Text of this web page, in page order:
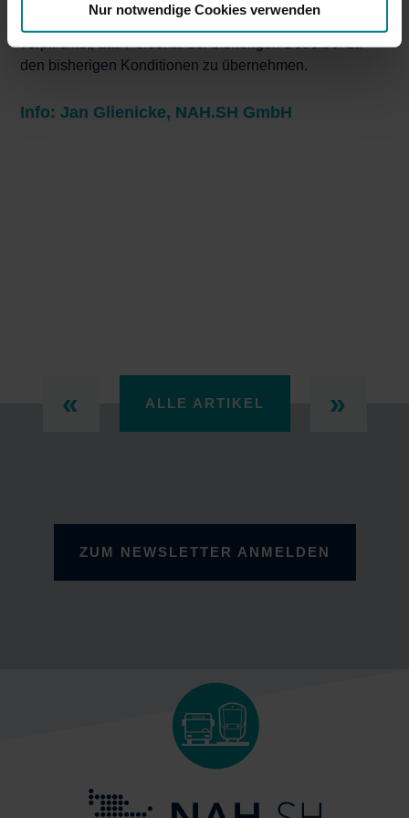
Nur notwendige Cookies verwenden
Die neuen Betreiber sind dabei auch vertraglich
verpflichtet, das Personal der bisherigen Betreiber zu
den bisherigen Konditionen zu übernehmen.
Info: Jan Glienicke, NAH.SH GmbH
ALLE ARTIKEL
ZUM NEWSLETTER ANMELDEN